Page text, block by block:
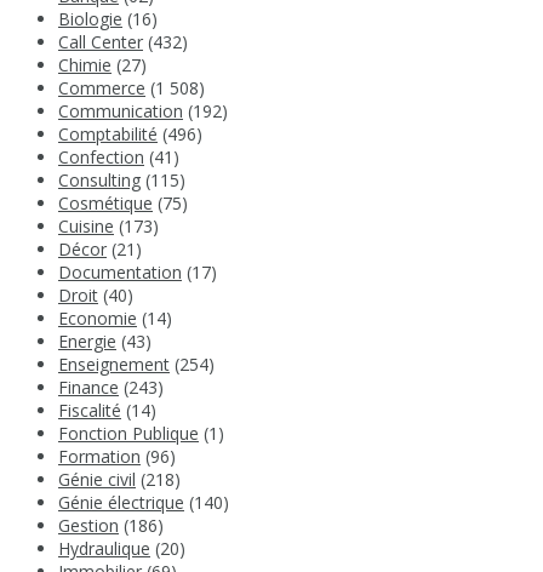
Biologie (16)
Call Center (432)
Chimie (27)
Commerce (1 508)
Communication (192)
Comptabilité (496)
Confection (41)
Consulting (115)
Cosmétique (75)
Cuisine (173)
Décor (21)
Documentation (17)
Droit (40)
Economie (14)
Energie (43)
Enseignement (254)
Finance (243)
Fiscalité (14)
Fonction Publique (1)
Formation (96)
Génie civil (218)
Génie électrique (140)
Gestion (186)
Hydraulique (20)